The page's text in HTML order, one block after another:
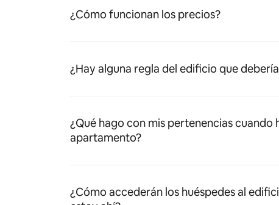
¿Cómo funcionan los precios?
¿Hay alguna regla del edificio que
¿Qué hago con mis pertenencias cuando
apartamento?
¿Cómo accederán los huéspedes al